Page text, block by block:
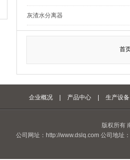
灰渣水分离器
首
企业概况 产品中心 生产设备
版权所有
公司网址：http://www.dslq.com 公司地址